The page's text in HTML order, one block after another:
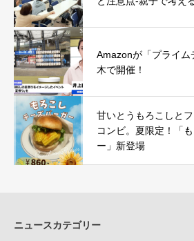
Amazonが「プライム
木で開催！
甘いとうもろこしと
コンビ。夏限定！「
ー」新登場
ニュースカテゴリー